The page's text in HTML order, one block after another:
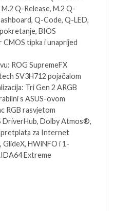
Q-Release, M.2 Q-
Q-Code, Q-LED,
BIOS
CMOS tipka i unaprijed
ROG SupremeFX
SV3H712 pojačalom
Tri Gen 2 ARGB
s ASUS-ovom
RGB rasvjetom
DriverHub, Dolby Atmos®,
pretplata za Internet
HWiNFO i 1-
Extreme